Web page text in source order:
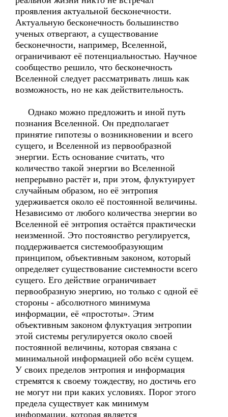
проявления актуальной бесконечности.
Актуальную бесконечность большинство
ученых отвергают, а существование
бесконечности, например, Вселенной,
ограничивают её потенциальностью. Научное
сообщество решило, что бесконечность
Вселенной следует рассматривать лишь как
возможность, но не как действительность.
Однако можно предложить и иной путь
познания Вселенной. Он предполагает
принятие гипотезы о возникновении и всего
сущего, и Вселенной из первообразной
энергии. Есть основание считать, что
количество такой энергии во Вселенной
непрерывно растёт и, при этом, флуктуирует
случайным образом, но её энтропия
удерживается около её постоянной величины.
Независимо от любого количества энергии во
Вселенной её энтропия остаётся практически
неизменной. Это постоянство регулируется,
поддерживается системообразующим
принципом, объективным законом, который
определяет существование системности всего
сущего. Его действие ограничивает
первообразную энергию, но только с одной её
стороны - абсолютного минимума
информации, её «простоты». Этим
объективным законом флуктуация энтропии
этой системы регулируется около своей
постоянной величины, которая связана с
минимальной информацией обо всём сущем.
У своих пределов энтропия и информация
стремятся к своему тождеству, но достичь его
не могут ни при каких условиях. Порог этого
предела существует как минимум
информации, которая является